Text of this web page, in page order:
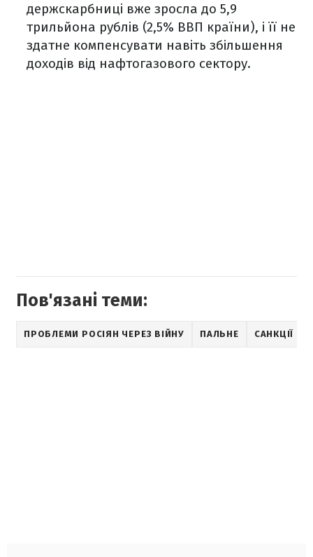
держскарбниці вже зросла до 5,9
трильйона рублів (2,5% ВВП країни), і її не
здатне компенсувати навіть збільшення
доходів від нафтогазового сектору.
Пов'язані теми:
ПРОБЛЕМИ РОСІЯН ЧЕРЕЗ ВІЙНУ ПАЛЬНЕ САНКЦІЇ